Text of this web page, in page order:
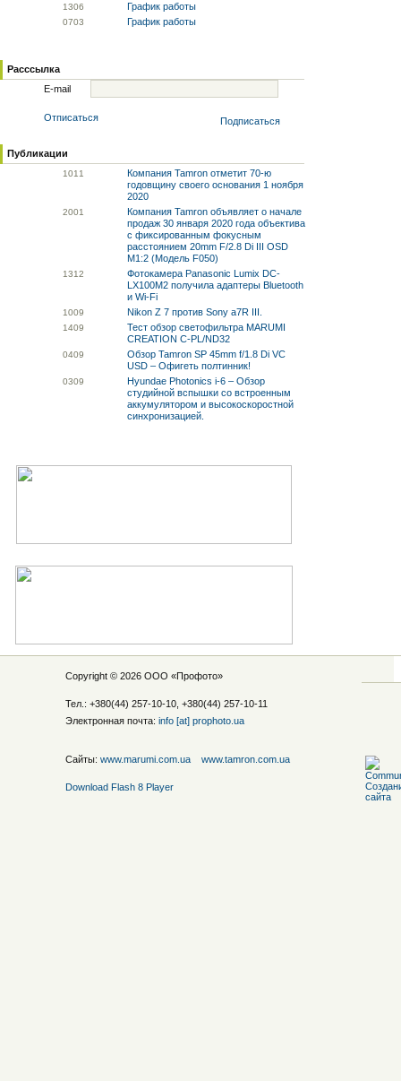
1306 График работы
0703 График работы
Расссылка
E-mail
Отписаться Подписаться
Публикации
1011
Компания Tamron отметит 70-ю
годовщину своего основания 1 ноября
2020
2001
Компания Tamron объявляет о начале
продаж 30 января 2020 года объектива
с фиксированным фокусным
расстоянием 20mm F/2.8 Di III OSD
M1:2 (Модель F050)
1312
Фотокамера Panasonic Lumix DC-
LX100M2 получила адаптеры Bluetooth
и Wi-Fi
1009 Nikon Z 7 против Sony a7R III.
1409
Тест обзор светофильтра MARUMI
CREATION C-PL/ND32
0409
Обзор Tamron SP 45mm f/1.8 Di VC
USD – Офигеть полтинник!
0309
Hyundae Photonics i-6 – Обзор
студийной вспышки со встроенным
аккумулятором и высокоскоростной
синхронизацией.
Copyright © 2026 ООО «Профото»
Тел.: +380(44) 257-10-10, +380(44) 257-10-11
Электронная почта: info [at] prophoto.ua
Сайты: www.marumi.com.ua www.tamron.com.ua
Download Flash 8 Player